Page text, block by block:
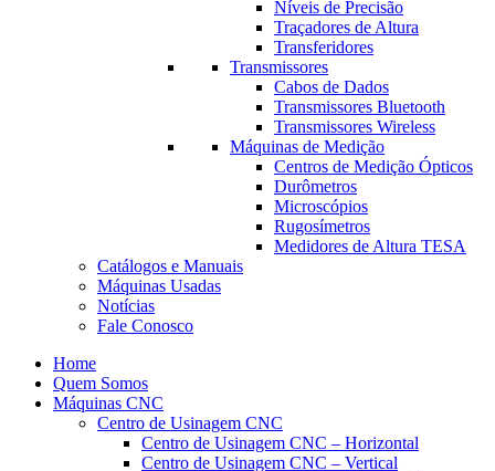
Níveis de Precisão
Traçadores de Altura
Transferidores
Transmissores
Cabos de Dados
Transmissores Bluetooth
Transmissores Wireless
Máquinas de Medição
Centros de Medição Ópticos
Durômetros
Microscópios
Rugosímetros
Medidores de Altura TESA
Catálogos e Manuais
Máquinas Usadas
Notícias
Fale Conosco
Home
Quem Somos
Máquinas CNC
Centro de Usinagem CNC
Centro de Usinagem CNC – Horizontal
Centro de Usinagem CNC – Vertical